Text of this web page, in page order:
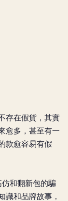
存在假貨，其實
愈多，甚至有一
款愈容易有假
和翻新包的騙
識和品牌故事，